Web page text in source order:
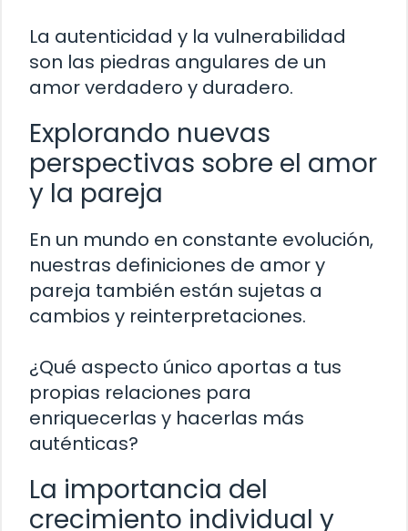
La autenticidad y la vulnerabilidad
son las piedras angulares de un
amor verdadero y duradero.
Explorando nuevas
perspectivas sobre el amor
y la pareja
En un mundo en constante evolución,
nuestras definiciones de amor y
pareja también están sujetas a
cambios y reinterpretaciones.
¿Qué aspecto único aportas a tus
propias relaciones para
enriquecerlas y hacerlas más
auténticas?
La importancia del
crecimiento individual y